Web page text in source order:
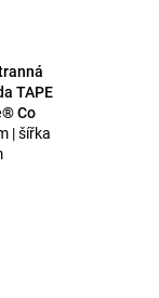
TAPE
Co
| šířka